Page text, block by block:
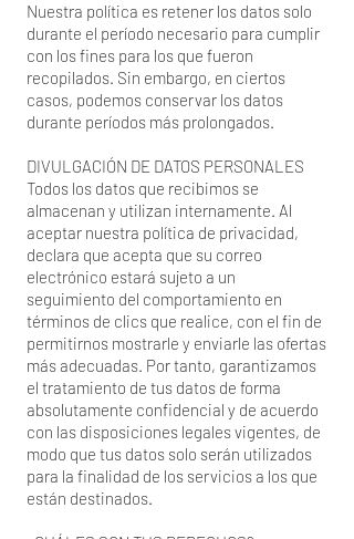
Nuestra política es retener los datos solo
durante el período necesario para cumplir
con los fines para los que fueron
recopilados. Sin embargo, en ciertos
casos, podemos conservar los datos
durante períodos más prolongados.
DIVULGACIÓN DE DATOS PERSONALES
Todos los datos que recibimos se
almacenan y utilizan internamente. Al
aceptar nuestra política de privacidad,
declara que acepta que su correo
electrónico estará sujeto a un
seguimiento del comportamiento en
términos de clics que realice, con el fin de
permitirnos mostrarle y enviarle las ofertas
más adecuadas. Por tanto, garantizamos
el tratamiento de tus datos de forma
absolutamente confidencial y de acuerdo
con las disposiciones legales vigentes, de
modo que tus datos solo serán utilizados
para la finalidad de los servicios a los que
están destinados.